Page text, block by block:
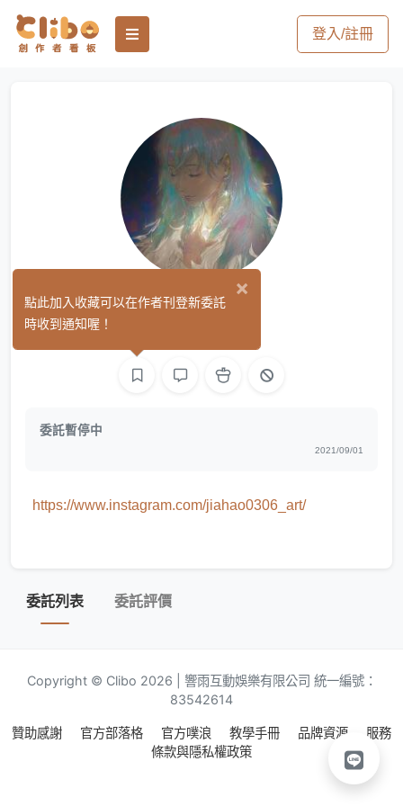
登入/註冊
+豪 (0)
委託暫停中
2021/09/01
https://www.instagram.com/jiahao0306_art/
委託列表 委託評價
Copyright © Clibo 2026 | 響雨互動娛樂有限公司 統一編號：
83542614
贊助感謝 官方部落格 官方噗浪 教學手冊 品牌資源
服務
條款與隱私權政策
×
點此加入收藏可以在作者刊登新委託
時收到通知喔！